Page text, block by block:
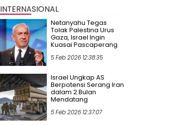
INTERNASIONAL
Netanyahu Tegas
Tolak Palestina Urus
Gaza, Israel Ingin
Kuasai Pascaperang
5 Feb 2026 12:38:35
Israel Ungkap AS
Berpotensi Serang Iran
dalam 2 Bulan
Mendatang
5 Feb 2026 12:37:07